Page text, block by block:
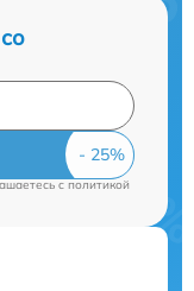
cполитикой